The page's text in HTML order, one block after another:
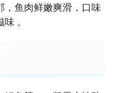
，鱼肉鲜嫩爽滑，口味
。